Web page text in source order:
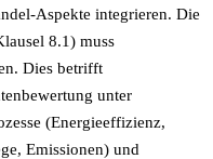
Aspekte integrieren. Die
8.1) muss
Dies betrifft
unter
(Energieeffizienz,
Emissionen) und